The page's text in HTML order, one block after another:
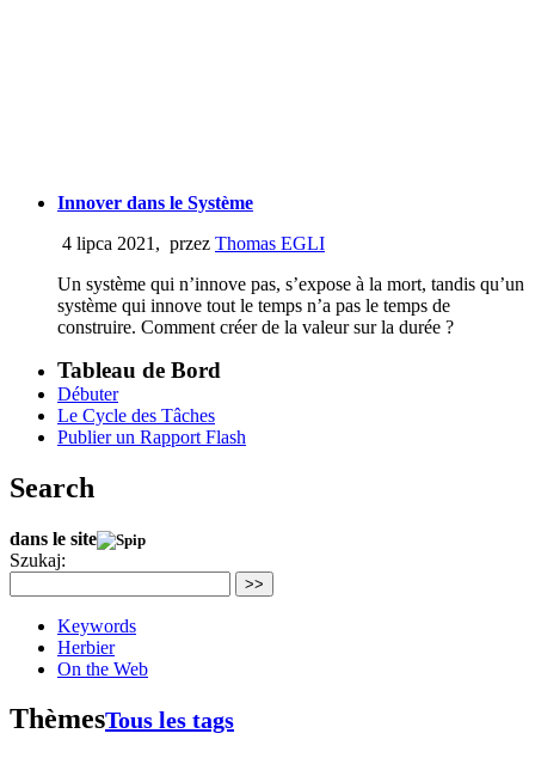
Innover dans le Système
4 lipca 2021 , przez Thomas EGLI
Un système qui n’innove pas, s’expose à la mort, tandis qu’un
système qui innove tout le temps n’a pas le temps de
construire. Comment créer de la valeur sur la durée ?
Tableau de Bord
Débuter
Le Cycle des Tâches
Publier un Rapport Flash
Search
dans le site
Szukaj:
>>
Keywords
Herbier
On the Web
ThèmesTous les tags